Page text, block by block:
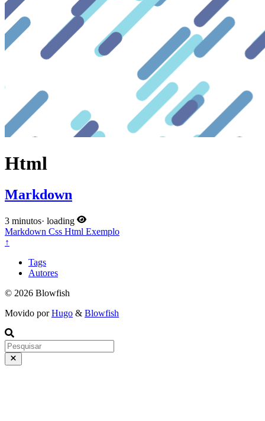
Html
Markdown
3 minutos· loading
Markdown Css Html Exemplo
↑
Tags
Autores
© 2026 Blowfish
Movido porHugo & Blowfish